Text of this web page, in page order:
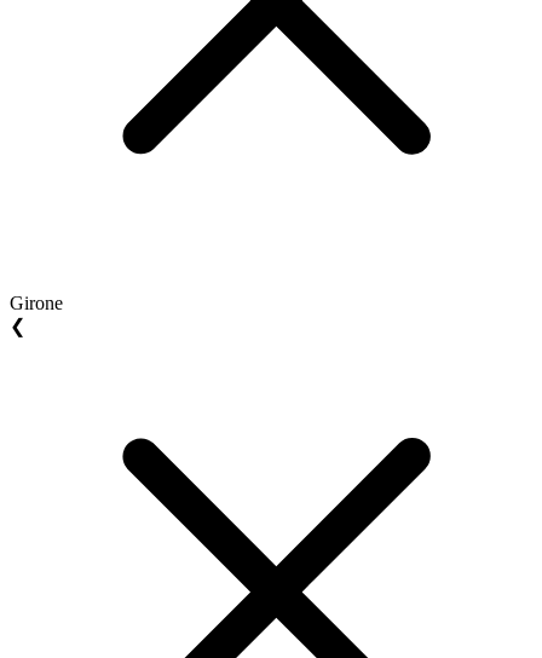
Girone
❮